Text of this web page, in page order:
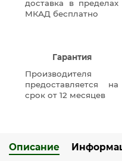
доставка в пределах
МКАД бесплатно
Гарантия
Производителя
предоставляется на
срок от 12 месяцев
Описание